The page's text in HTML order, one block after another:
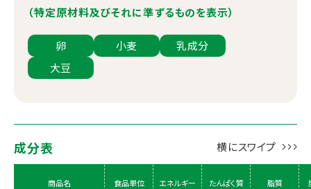
（特定原材料及びそれに準ずるものを表示）
卵 小麦
乳成分
大豆
成分表
商品名 食品単位 エネルギー たんぱく質 脂質